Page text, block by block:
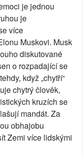
je jednou
je
více
Muskovi. Musk
diskutované
o rozpadající se
když „chytří“
chytrý člověk,
kruzích se
mandát. Za
obhajobu
Zemi více lidskými